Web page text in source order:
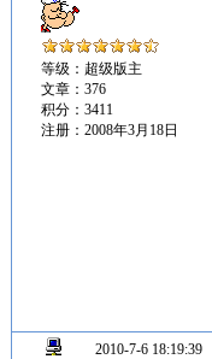
等级：超级版主
文章：376
积分：3411
注册：2008年3月18日
2010-7-6 18:19:39